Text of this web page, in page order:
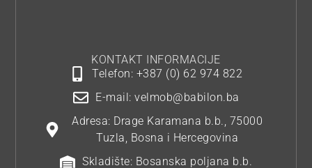
KONTAKT INFORMACIJE
Telefon: +387 (0) 62 974 822
E-mail: velmob@babilon.ba
Adresa: Drage Karamana b.b., 75000
Tuzla, Bosna i Hercegovina
Skladište: Bosanska poljana b.b.